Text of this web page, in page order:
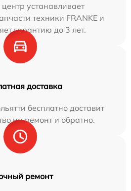
устанавливает
техники FRANKE и
гарантию до 3 лет.
доставка
бесплатно доставит
на ремонт и обратно.
ремонт